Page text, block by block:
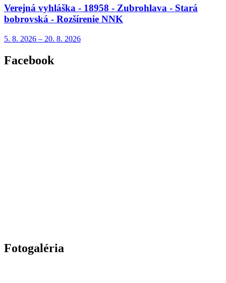
Verejná vyhláška - 18958 - Zubrohlava - Stará
bobrovská - Rozšírenie NNK
5. 8. 2026 – 20. 8. 2026
Facebook
Fotogaléria